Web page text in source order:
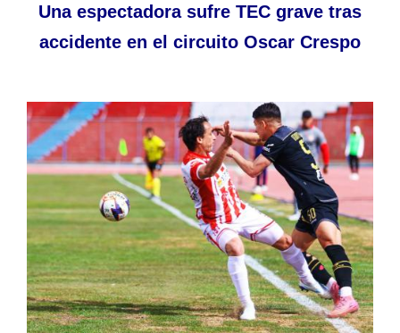
Una espectadora sufre TEC grave tras
accidente en el circuito Oscar Crespo